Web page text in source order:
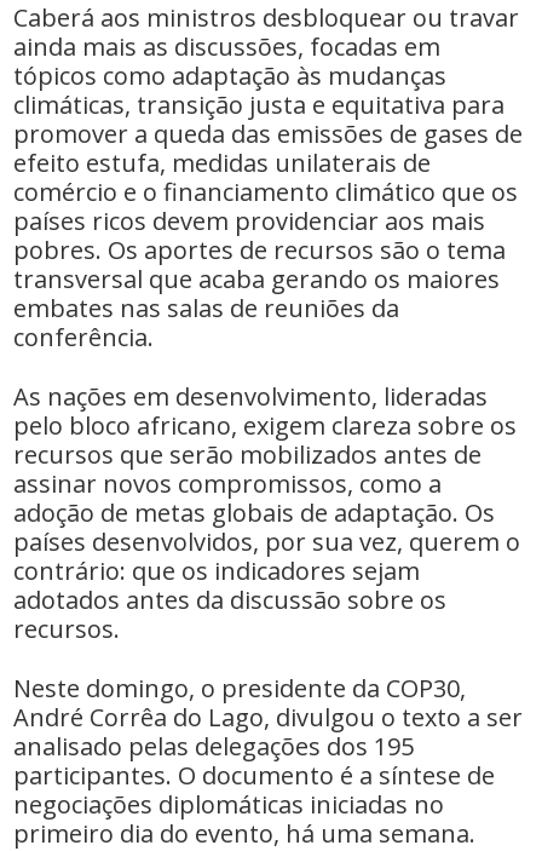
Caberá aos ministros desbloquear ou travar
ainda mais as discussões, focadas em
tópicos como adaptação às mudanças
climáticas, transição justa e equitativa para
promover a queda das emissões de gases de
efeito estufa, medidas unilaterais de
comércio e o financiamento climático que os
países ricos devem providenciar aos mais
pobres. Os aportes de recursos são o tema
transversal que acaba gerando os maiores
embates nas salas de reuniões da
conferência.
As nações em desenvolvimento, lideradas
pelo bloco africano, exigem clareza sobre os
recursos que serão mobilizados antes de
assinar novos compromissos, como a
adoção de metas globais de adaptação. Os
países desenvolvidos, por sua vez, querem o
contrário: que os indicadores sejam
adotados antes da discussão sobre os
recursos.
Neste domingo, o presidente da COP30,
André Corrêa do Lago, divulgou o texto a ser
analisado pelas delegações dos 195
participantes. O documento é a síntese de
negociações diplomáticas iniciadas no
primeiro dia do evento, há uma semana.